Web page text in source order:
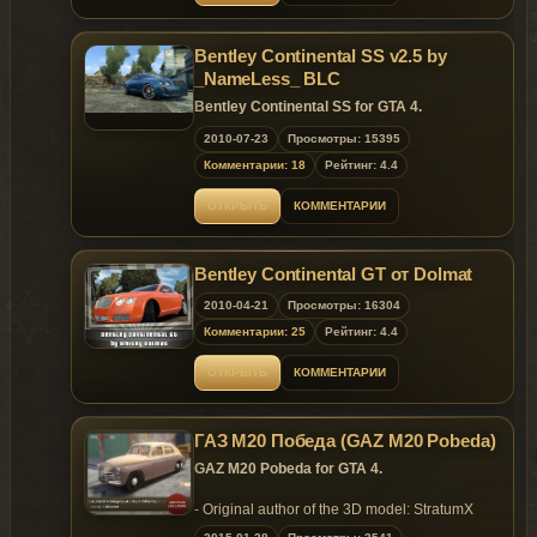
Bentley Continental SS v2.5 by
_NameLess_ BLC
Bentley Continental SS for GTA 4.
2010-07-23
Просмотры: 15395
Комментарии: 18
Рейтинг: 4.4
КОММЕНТАРИИ
Bentley Continental GT от Dolmat
2010-04-21
Просмотры: 16304
Комментарии: 25
Рейтинг: 4.4
КОММЕНТАРИИ
ГАЗ М20 Победа (GAZ M20 Pobeda)
GAZ M20 Pobeda for GTA 4.
- Original author of the 3D model: StratumX
- Converted & Edited: LMaster